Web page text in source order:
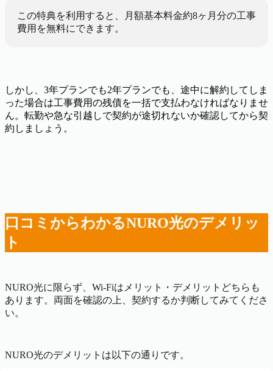
この特典を利用すると、月額基本料金約8ヶ月分の工事
費用を無料にできます。
しかし、3年プランでも2年プランでも、途中に解約してしま
った場合は工事費用の残債を一括で支払わなければなりませ
ん。転勤や急な引越しで契約が途切れないか確認してから契
約しましょう。
口コミからわかるNURO光のデメリッ
ト
NURO光に限らず、Wi-Fiはメリット・デメリットどちらも
あります。両面を確認の上、契約するか判断してみてくださ
い。
NURO光のデメリットは以下の通りです。